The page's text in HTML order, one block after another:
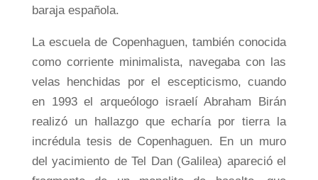
baraja española.
La escuela de Copenhaguen, también conocida
como corriente minimalista, navegaba con las
velas henchidas por el escepticismo, cuando
en 1993 el arqueólogo israelí Abraham Birán
realizó un hallazgo que echaría por tierra la
incrédula tesis de Copenhaguen. En un muro
del yacimiento de Tel Dan (Galilea) apareció el